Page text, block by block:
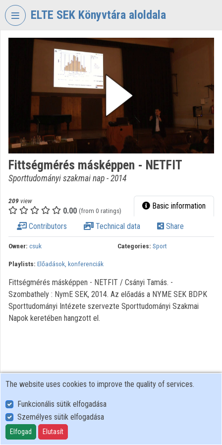
Skip header
ELTE SEK Könyvtára aloldala
VIDEOTORIUM
SAVARIA
KÖNYVTÁR
LEVÉLTÁR
Organization home
Log In
Categories
Organization playlists
Fittségmérés másképpen - NETFIT
Sporttudományi szakmai nap - 2014
209 view
0.00 (from 0 ratings) Basic information
Contributors Technical data Share
Owner: csuk Categories: Sport
Playlists: Előadások, konferenciák
Fittségmérés másképpen - NETFIT / Csányi Tamás. -
Szombathely : NymE SEK, 2014. Az előadás a NYME SEK BDPK
Sporttudományi Intézete szervezte Sporttudományi Szakmai
Napok keretében hangzott el.
User Policy
Adatkezelési tájékoztató (en)
Cookie Policy
The website uses cookies to improve the quality of services.
Funkcionális sütik elfogadása
Személyes sütik elfogadása
Elfogad Elutasít